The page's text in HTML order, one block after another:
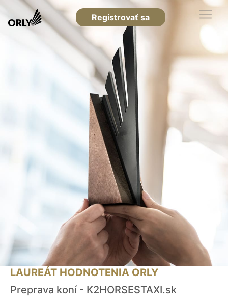
Registrovať sa
LAUREÁT HODNOTENIA ORLY
Preprava koní - K2HORSESTAXI.sk